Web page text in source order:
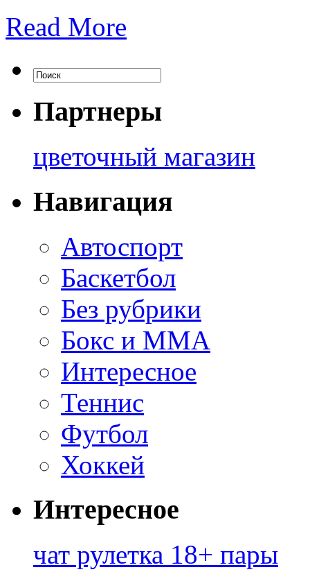
Read More
Партнеры
цветочный магазин
Навигация
Автоспорт
Баскетбол
Без рубрики
Бокс и ММА
Интересное
Теннис
Футбол
Хоккей
Интересное
чат рулетка 18+ пары